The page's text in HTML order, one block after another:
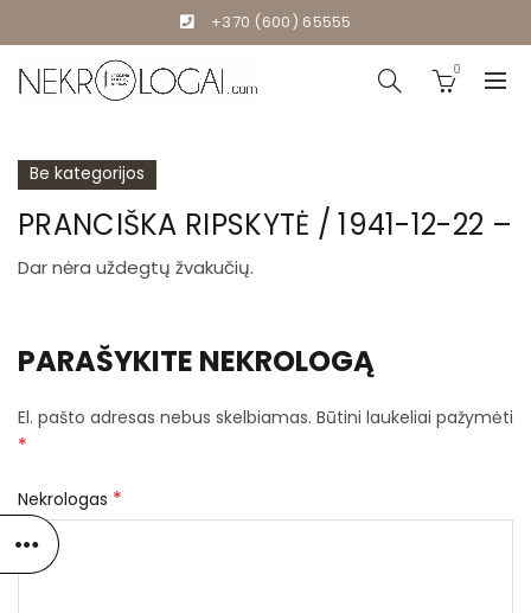
+370 (600) 65555
0
Be kategorijos
PRANCIŠKA RIPSKYTĖ / 1941-12-22 –
Dar nėra uždegtų žvakučių.
PARAŠYKITE NEKROLOGĄ
El. pašto adresas nebus skelbiamas. Būtini laukeliai pažymėti
*
Nekrologas *